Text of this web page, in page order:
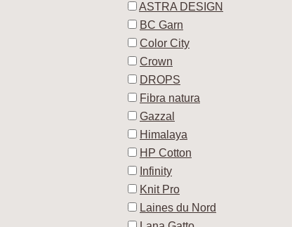
ASTRA DESIGN
BC Garn
Color City
Crown
DROPS
Fibra natura
Gazzal
Himalaya
HP Cotton
Infinity
Knit Pro
Laines du Nord